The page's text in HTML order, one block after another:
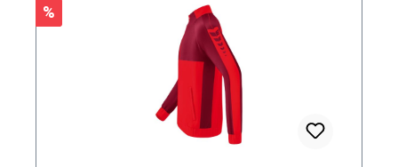
Rabatt
%